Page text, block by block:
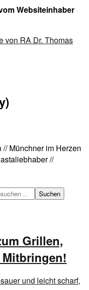
Websiteinhaber
von RA Dr. Thomas
Münchner im Herzen
//
Grillen,